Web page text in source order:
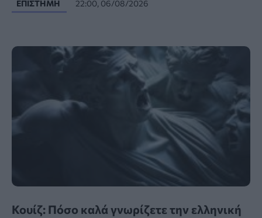
ΕΠΙΣΤΉΜΗ 22:00, 06/08/2026
Κουίζ: Πόσο καλά γνωρίζετε την ελληνική